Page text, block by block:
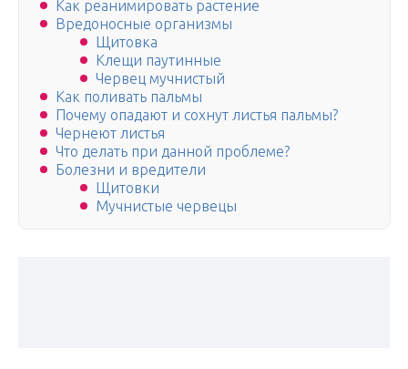
Как реанимировать растение
Вредоносные организмы
Щитовка
Клещи паутинные
Червец мучнистый
Как поливать пальмы
Почему опадают и сохнут листья пальмы?
Чернеют листья
Что делать при данной проблеме?
Болезни и вредители
Щитовки
Мучнистые червецы